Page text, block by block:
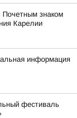
Почетным знаком
Карелии
информация
фестиваль